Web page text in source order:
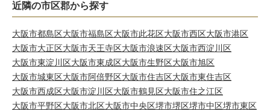
近隣の市区郡から探す
大阪市都島区大阪市福島区大阪市此花区大阪市西区大阪市港区
大阪市大正区大阪市天王寺区大阪市浪速区大阪市西淀川区
大阪市東淀川区大阪市東成区大阪市生野区大阪市旭区
大阪市城東区大阪市阿倍野区大阪市住吉区大阪市東住吉区
大阪市西成区大阪市淀川区大阪市鶴見区大阪市住之江区
大阪市平野区大阪市北区大阪市中央区堺市堺区堺市中区堺市東区